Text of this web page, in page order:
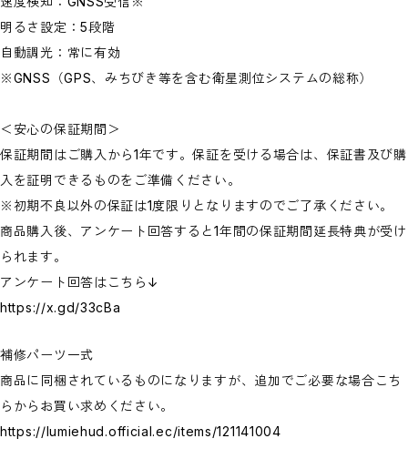
明るさ設定：5段階
自動調光：常に有効
※GNSS（GPS、みちびき等を含む衛星測位システムの総称）
＜安心の保証期間＞
保証期間はご購入から1年です。保証を受ける場合は、保証書及び購
入を証明できるものをご準備ください。
※初期不良以外の保証は1度限りとなりますのでご了承ください。
商品購入後、アンケート回答すると1年間の保証期間延長特典が受け
られます。
アンケート回答はこちら↓
https://x.gd/33cBa
補修パーツ一式
商品に同梱されているものになりますが、追加でご必要な場合こち
らからお買い求めください。
https://lumiehud.official.ec/items/121141004